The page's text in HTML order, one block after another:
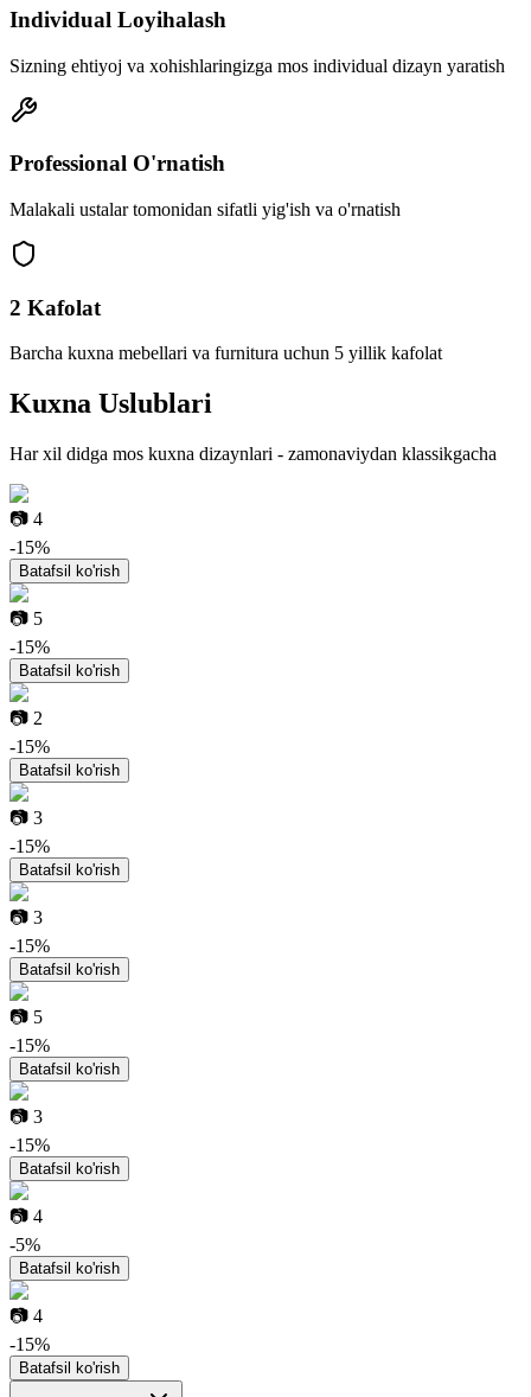
Individual Loyihalash
Sizning ehtiyoj va xohishlaringizga mos individual dizayn yaratish
Professional O'rnatish
Malakali ustalar tomonidan sifatli yig'ish va o'rnatish
2 Kafolat
Barcha kuxna mebellari va furnitura uchun 5 yillik kafolat
Kuxna Uslublari
Har xil didga mos kuxna dizaynlari - zamonaviydan klassikgacha
📷 4
-15%
Batafsil ko'rish
📷 5
-15%
Batafsil ko'rish
📷 2
-15%
Batafsil ko'rish
📷 3
-15%
Batafsil ko'rish
📷 3
-15%
Batafsil ko'rish
📷 5
-15%
Batafsil ko'rish
📷 3
-15%
Batafsil ko'rish
📷 4
-5%
Batafsil ko'rish
📷 4
-15%
Batafsil ko'rish